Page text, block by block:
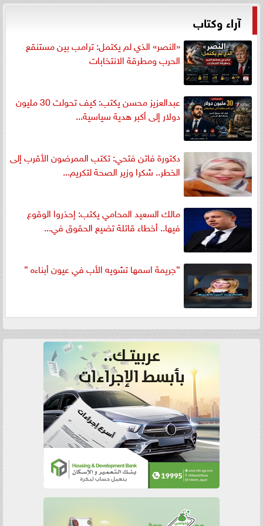
آراء وكتاب
«النصر» الذي لم يكتمل: ترامب بين مستنقع
الحرب ومطرقة الانتخابات
عبدالعزيز محسن يكتب: كيف تحولت 30 مليون
دولار إلى أكبر هدية سياسية...
دكتورة فاتن فتحي: تكتب الممرضون الأقرب إلى
الخطر.. شكرا وزير الصحة لتكريم...
مالك السعيد المحامي يكتب: إحذروا الوقوع
فيها.. أخطاء قاتلة تضيع الحقوق في...
”جريمة اسمها تشويه الأب في عيون أبناءه ”